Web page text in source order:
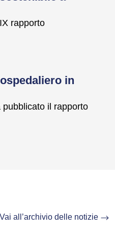
rapporto
in
il rapporto
Vai all’archivio delle notizie